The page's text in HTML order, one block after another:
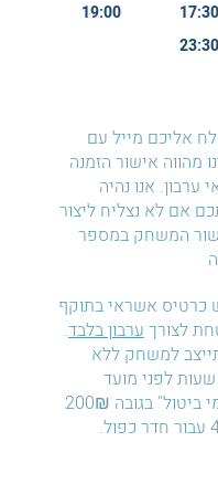
17:30
19:00
23:30
אליכם מייל עם
מהווה אישור הזמנה
אנו נהיה
אם לא נצליח ליצור
המשחק במספר
כרטיס אשראי בתוקף
לצורךערבון בלבד.
למשחק ללא
התראה של מינימום 24 שעות לפני מועד
המשחק נאלץ לגבות "דמי ביטול" בגובה 200₪